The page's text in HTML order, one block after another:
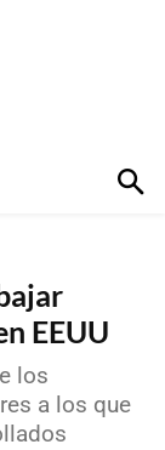
EEUU
los
a los que